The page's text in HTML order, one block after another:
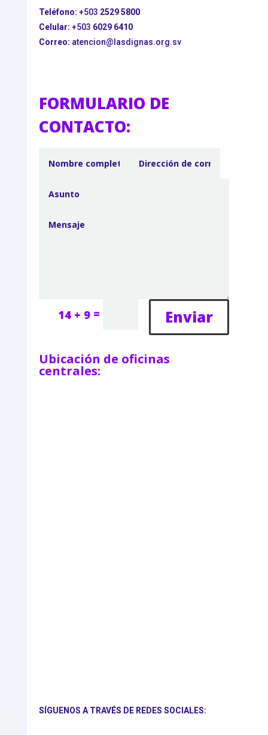
Teléfono: +503 2529 5800
Celular: +503 6029 6410
Correo: atencion@lasdignas.org.sv
FORMULARIO DE
CONTACTO:
14 + 9 = Enviar
Ubicación de oficinas
centrales:
SÍGUENOS A TRAVÉS DE REDES SOCIALES: